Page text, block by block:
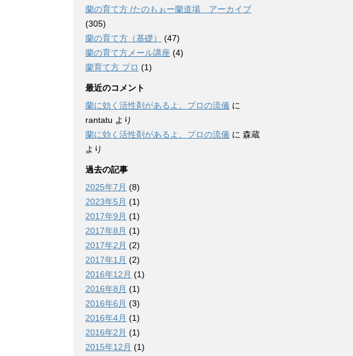
蘭の育て方 /たのもぉー蘭道場 アーカイブ
(305)
蘭の育て方（基礎）
(47)
蘭の育て方メール講座 (4)
蘭育て方 プロ (1)
最近のコメント
蘭に効く活性剤があるよ。プロの流儀 に
rantatu より
蘭に効く活性剤があるよ。プロの流儀 に 森蔵
より
過去の記事
2025年7月 (8)
2023年5月 (1)
2017年9月 (1)
2017年8月 (1)
2017年2月 (2)
2017年1月 (2)
2016年12月 (1)
2016年8月 (1)
2016年6月 (3)
2016年4月 (1)
2016年2月 (1)
2015年12月 (1)